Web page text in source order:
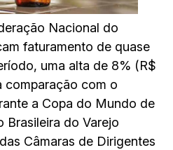
Nacional do
faturamento de quase
uma alta de 8% (R$
comparação com o
a Copa do Mundo de
Brasileira do Varejo
Câmaras de Dirigentes